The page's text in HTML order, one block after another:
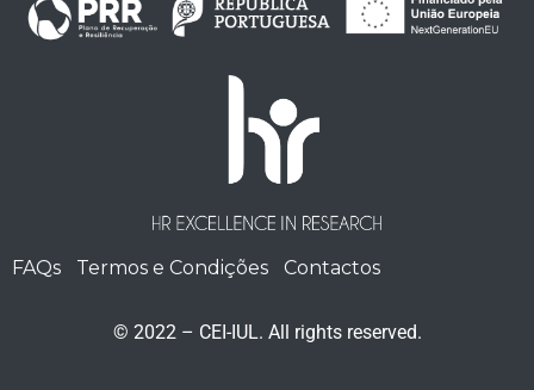
FAQs Termos e Condições Contactos
© 2022 – CEI-IUL. All rights reserved.